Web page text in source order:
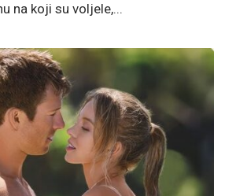
na koji su voljele,...